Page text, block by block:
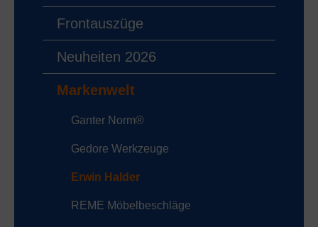
Frontauszüge
Neuheiten 2026
Markenwelt
Ganter Norm®
Gedore Werkzeuge
Erwin Halder
REME Möbelbeschläge